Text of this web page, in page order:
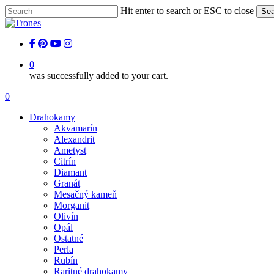
Skip
to
content
Hit enter to search or ESC to close
Close
facebook
pinterest
youtubeinstagram
0
was successfully added to your cart.
Menu
0
Drahokamy
Akvamarín
Alexandrit
Ametyst
Citrín
Diamant
Granát
Mesačný kameň
Morganit
Olivín
Opál
Ostatné
Perla
Rubín
Raritné drahokamy